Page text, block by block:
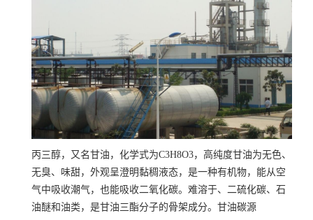
丙三醇，又名甘油，化学式为C3H8O3，高纯度甘油为无色、
无臭、味甜，外观呈澄明黏稠液态，是一种有机物，能从空
气中吸收潮气，也能吸收二氧化碳。难溶于、二硫化碳、石
油醚和油类，是甘油三酯分子的骨架成分。甘油碳源